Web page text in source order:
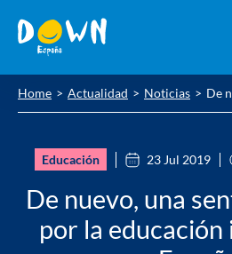
contenido
Home Actualidad Noticias De
Educación 23 Jul 2019
De nuevo, una
por la educación